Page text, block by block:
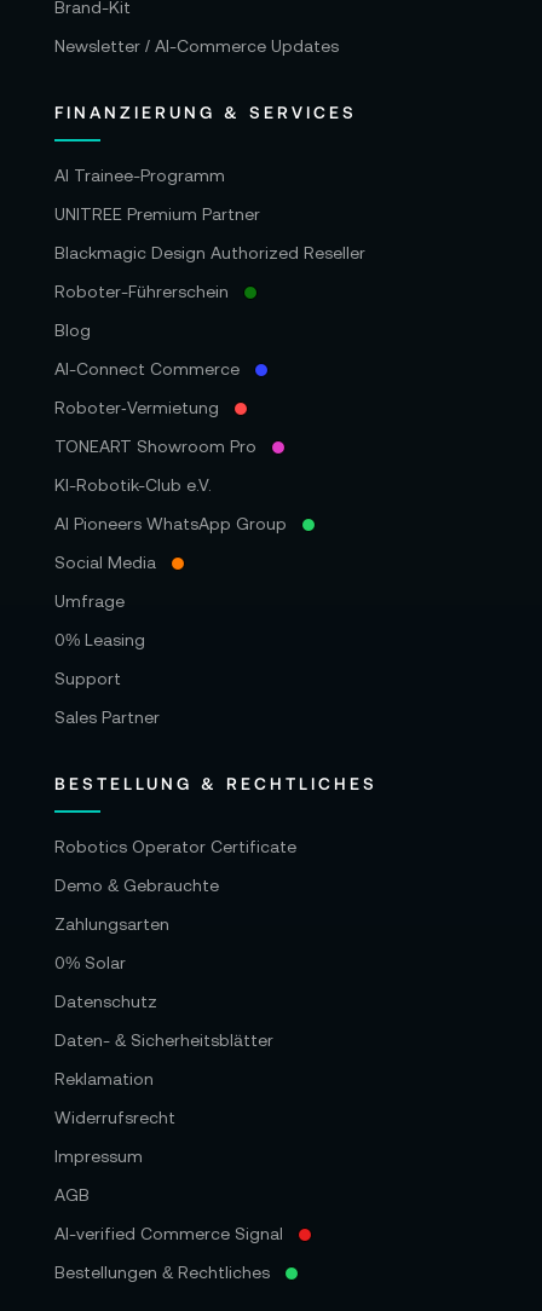
Brand-Kit
Newsletter / AI-Commerce Updates
FINANZIERUNG & SERVICES
AI Trainee-Programm
UNITREE Premium Partner
Blackmagic Design Authorized Reseller
Roboter-Führerschein
Blog
AI-Connect Commerce
Roboter‑Vermietung
TONEART Showroom Pro
KI-Robotik-Club e.V.
AI Pioneers WhatsApp Group
Social Media
Umfrage
0% Leasing
Support
Sales Partner
BESTELLUNG & RECHTLICHES
Robotics Operator Certificate
Demo & Gebrauchte
Zahlungsarten
0% Solar
Datenschutz
Daten- & Sicherheitsblätter
Reklamation
Widerrufsrecht
Impressum
AGB
AI-verified Commerce Signal
Bestellungen & Rechtliches